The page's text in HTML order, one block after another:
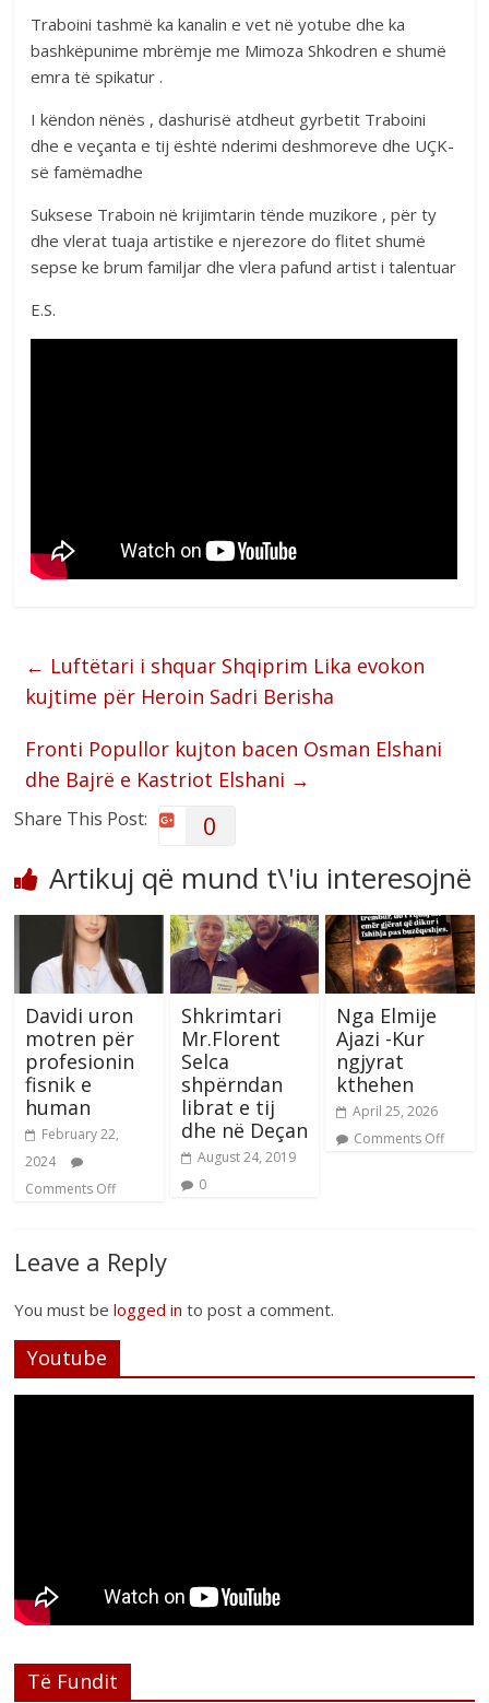
Traboini tashmë ka kanalin e vet në yotube dhe ka
bashkëpunime mbrëmje me Mimoza Shkodren e shumë
emra të spikatur .
I këndon nënës , dashurisë atdheut gyrbetit Traboini
dhe e veçanta e tij është nderimi deshmoreve dhe UÇK-
së famëmadhe
Suksese Traboin në krijimtarin tënde muzikore , për ty
dhe vlerat tuaja artistike e njerezore do flitet shumë
sepse ke brum familjar dhe vlera pafund artist i talentuar
E.S.
← Luftëtari i shquar Shqiprim Lika evokon
kujtime për Heroin Sadri Berisha
Fronti Popullor kujton bacen Osman Elshani
dhe Bajrë e Kastriot Elshani →
Share This Post: 0
Artikuj që mund t\'iu interesojnë
Davidi uron
motren për
profesionin
fisnik e
human
February 22,
2024
Comments Off
Shkrimtari
Mr.Florent
Selca
shpërndan
librat e tij
dhe në Deçan
August 24, 2019
0
Nga Elmije
Ajazi -Kur
ngjyrat
kthehen
April 25, 2026
Comments Off
Leave a Reply
You must belogged in to post a comment.
Youtube
Të Fundit